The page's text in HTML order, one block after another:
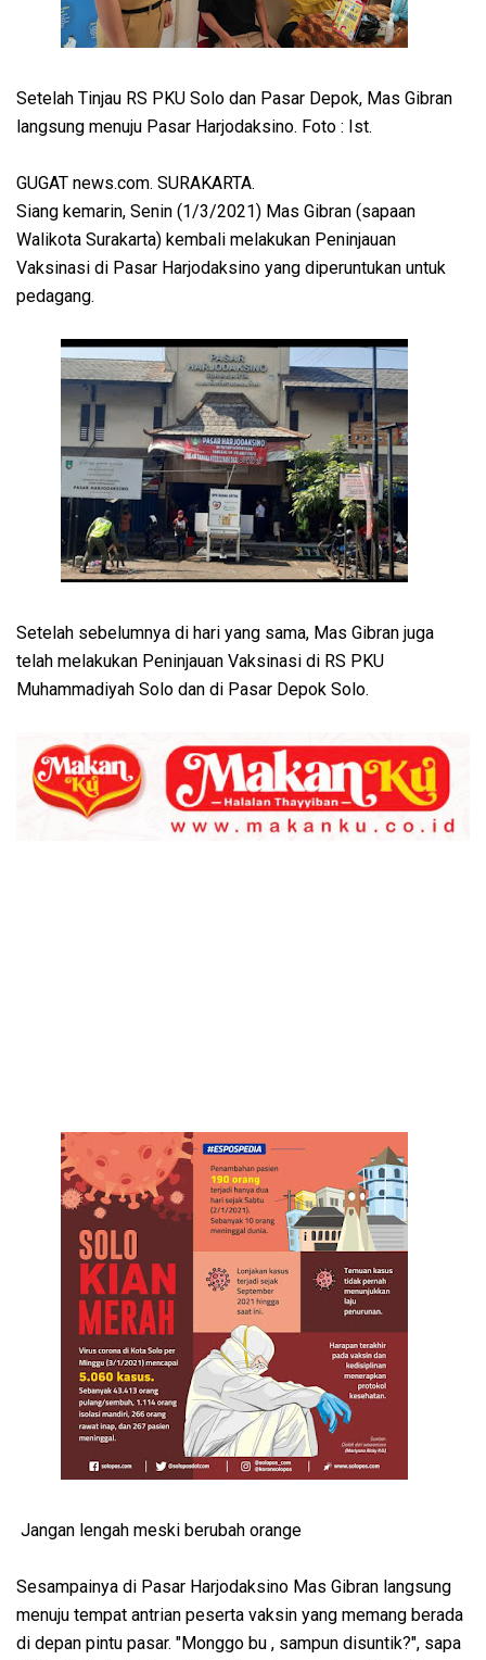
Setelah Tinjau RS PKU Solo dan Pasar Depok, Mas Gibran
langsung menuju Pasar Harjodaksino. Foto : Ist.
GUGAT news.com. SURAKARTA.
Siang kemarin, Senin (1/3/2021) Mas Gibran (sapaan
Walikota Surakarta) kembali melakukan Peninjauan
Vaksinasi di Pasar Harjodaksino yang diperuntukan untuk
pedagang.
Setelah sebelumnya di hari yang sama, Mas Gibran juga
telah melakukan Peninjauan Vaksinasi di RS PKU
Muhammadiyah Solo dan di Pasar Depok Solo.
Jangan lengah meski berubah orange
Sesampainya di Pasar Harjodaksino Mas Gibran langsung
menuju tempat antrian peserta vaksin yang memang berada
di depan pintu pasar. "Monggo bu , sampun disuntik?", sapa